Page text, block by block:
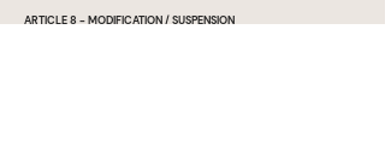
ARTICLE 8 - MODIFICATION / SUSPENSION